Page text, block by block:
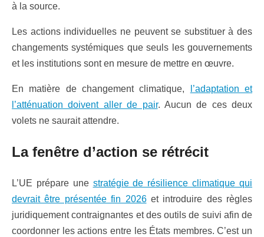
à la source.
Les actions individuelles ne peuvent se substituer à des
changements systémiques que seuls les gouvernements
et les institutions sont en mesure de mettre en œuvre.
En matière de changement climatique,
l’adaptation et
l’atténuation doivent aller de pair. Aucun de ces deux
volets ne saurait attendre.
La fenêtre d’action se rétrécit
L’UE prépare une stratégie de résilience climatique qui
devrait être présentée fin 2026et introduire des règles
juridiquement contraignantes et des outils de suivi afin de
coordonner les actions entre les États membres. C’est un